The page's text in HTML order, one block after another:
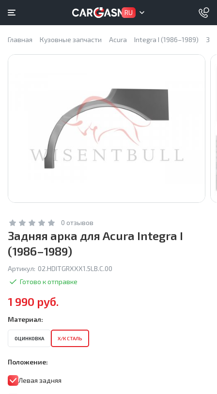
RU
Главная Кузовные запчасти Acura Integra I (1986–1989)
0 отзывов
Задняя арка для Acura Integra I
(1986–1989)
Артикул: 02.HDITGRXXX1.5LB.C.00
Готово к отправке
1 990 руб.
Материал:
ОЦИНКОВКА Х/К СТАЛЬ
Положение:
Левая задняя